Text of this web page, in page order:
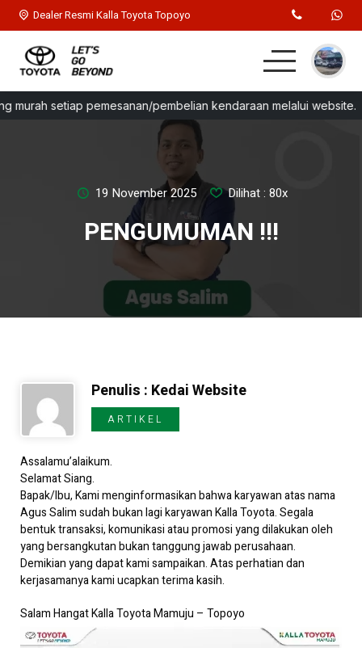
Dealer Resmi Kalla Toyota Topoyo
Home
Hatchback
Test Drive
Kontak
setiap pemesanan/pembelian kendaraan melalui website.
19 November 2025 Dilihat : 80x
PENGUMUMAN !!!
Penulis : Kedai Website
ARTIKEL
Assalamu’alaikum.
Selamat Siang.
Bapak/Ibu, Kami menginformasikan bahwa karyawan atas nama
Agus Salim sudah bukan lagi karyawan Kalla Toyota. Segala
bentuk transaksi, komunikasi atau promosi yang dilakukan oleh
yang bersangkutan bukan tanggung jawab perusahaan.
Demikian yang dapat kami sampaikan. Atas perhatian dan
kerjasamanya kami ucapkan terima kasih.
Salam Hangat Kalla Toyota Mamuju – Topoyo